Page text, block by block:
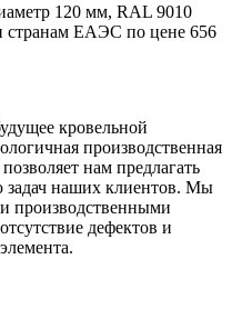
120 мм, RAL 9010
странам ЕАЭС по цене 656
кровельной
производственная
нам предлагать
наших клиентов. Мы
производственными
дефектов и